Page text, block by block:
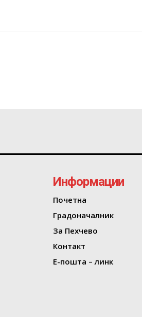
Информации
Почетна
Градоначалник
За Пехчево
Контакт
Е-пошта – линк